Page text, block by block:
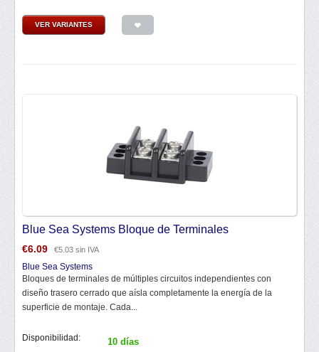
VER VARIANTES
Blue Sea Systems Bloque de Terminales
€6.09 €5.03 sin IVA
Blue Sea Systems
Bloques de terminales de múltiples circuitos independientes con
diseño trasero cerrado que aísla completamente la energía de la
superficie de montaje. Cada...
Disponibilidad: 10 días